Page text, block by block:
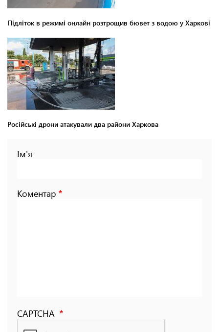
Підліток в режимі онлайн розтрощив бювет з водою у Харкові
Російські дрони атакували два райони Харкова
Ім'я
Коментар
CAPTCHA